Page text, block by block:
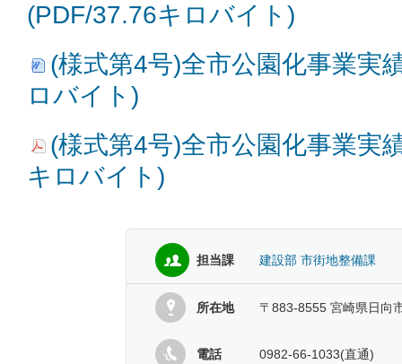
(PDF/37.76キロバイト)
(様式第4号)全市公園化事業実
ロバイト)
(様式第4号)全市公園化事業実
キロバイト)
担当課 建設部 市街地整備課
所在地 〒883-8555 宮崎県日向
電話 0982-66-1033(直通)